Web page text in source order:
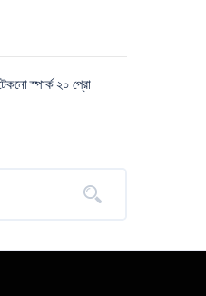
স্পার্ক ২০ প্রো